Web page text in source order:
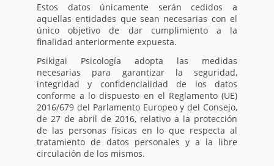
Estos datos únicamente serán cedidos a
aquellas entidades que sean necesarias con el
único objetivo de dar cumplimiento a la
finalidad anteriormente expuesta.
Psikigai Psicología adopta las medidas
necesarias para garantizar la seguridad,
integridad y confidencialidad de los datos
conforme a lo dispuesto en el Reglamento (UE)
2016/679 del Parlamento Europeo y del Consejo,
de 27 de abril de 2016, relativo a la protección
de las personas físicas en lo que respecta al
tratamiento de datos personales y a la libre
circulación de los mismos.